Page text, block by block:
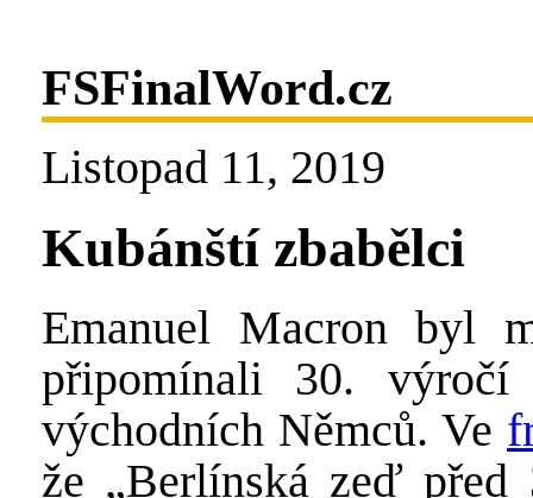
FSFinalWord.cz
Listopad 11, 2019
Kubánští zbabělci
Emanuel Macron byl
připomínali 30.
východních Němců. Ve
že „Berlínská zeď před